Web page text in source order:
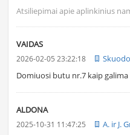
Atsiliepimai apie aplinkinius
VAIDAS
2026-02-05 23:22:18
Domiuosi butu nr.7 kaip
ALDONA
2025-10-31 11:47:25
A. ir J.